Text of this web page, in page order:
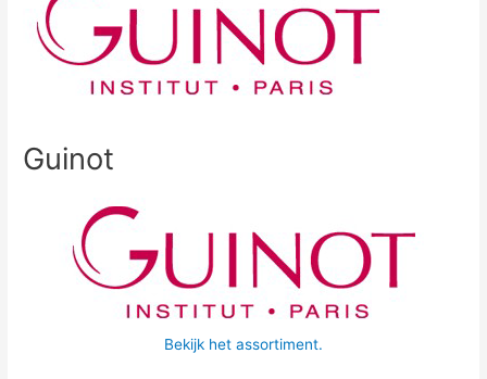
Guinot
Bekijk het assortiment.